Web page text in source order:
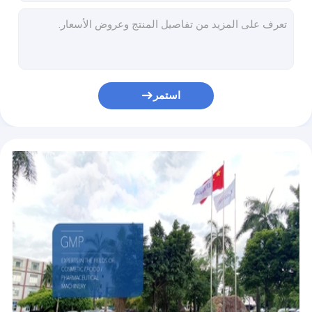
آلة خلط مستحلب الفراغ العملي 4KW للأدوية
خلاط مستحلب فراغ من الفولاذ المقاوم للصدأ بثلاث طبقات مع الخالط العلوي
آلة تصنيع الشامبو 120 درجة SGS ، معدات 500 لتر لصنع مستحضرات التجميل
500L ثابت نوع فراغ مستحلب خلاط إطار SUS304 لكريم مستحضرات التجميل
استمر